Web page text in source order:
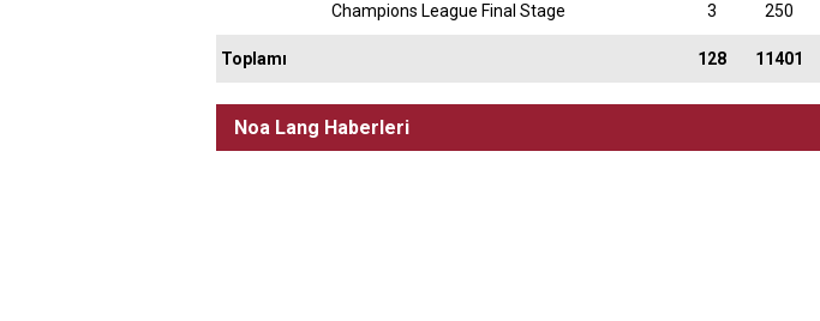
Champions League Final Stage 3 250
Toplamı 128 11401
Noa Lang Haberleri